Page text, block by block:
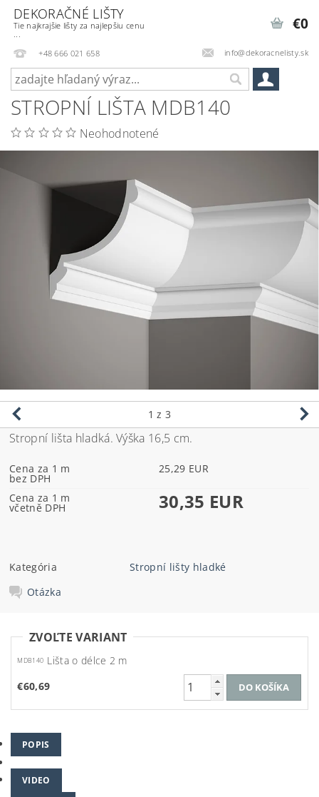
DEKORAČNÉ LIŠTY
Tie najkrajšie lišty za najlepšiu cenu
...
+48 666 021 658
info@dekoracnelisty.sk
€0
STROPNÍ LIŠTA MDB140
Neohodnotené
1 z 3
Stropní lišta hladká. Výška 16,5 cm.
Cena za 1 m
bez DPH
25,29 EUR
Cena za 1 m
včetně DPH 30,35 EUR
Kategória
Stropní lišty hladké
Otázka
ZVOĽTE VARIANT
MDB140 Lišta o délce 2 m
€60,69
POPIS
VIDEO